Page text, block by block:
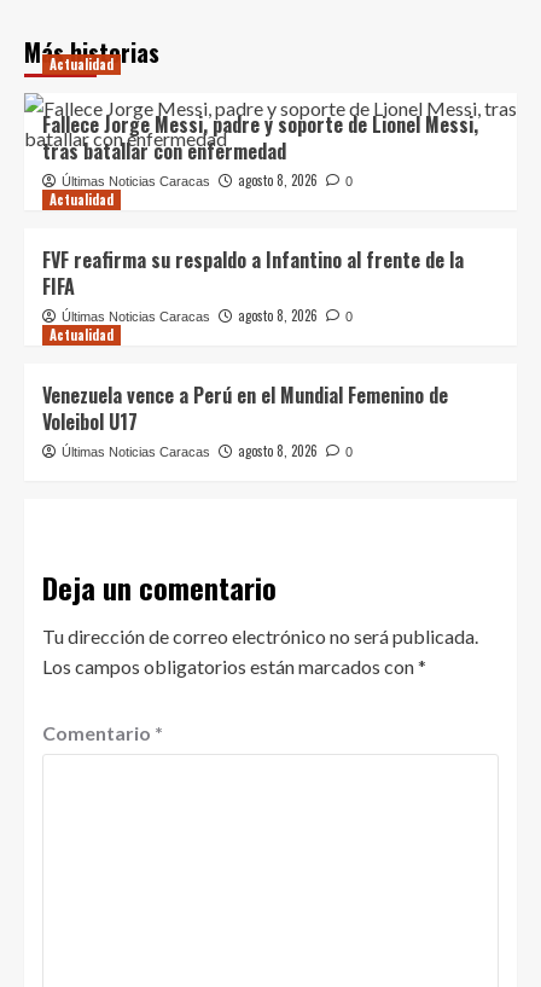
Más historias
Actualidad
Fallece Jorge Messi, padre y soporte de Lionel Messi,
tras batallar con enfermedad
Últimas Noticias Caracas agosto 8, 2026 0
Actualidad
FVF reafirma su respaldo a Infantino al frente de la
FIFA
Últimas Noticias Caracas agosto 8, 2026 0
Actualidad
Venezuela vence a Perú en el Mundial Femenino de
Voleibol U17
Últimas Noticias Caracas agosto 8, 2026 0
Deja un comentario
Tu dirección de correo electrónico no será publicada.
Los campos obligatorios están marcados con*
Comentario *